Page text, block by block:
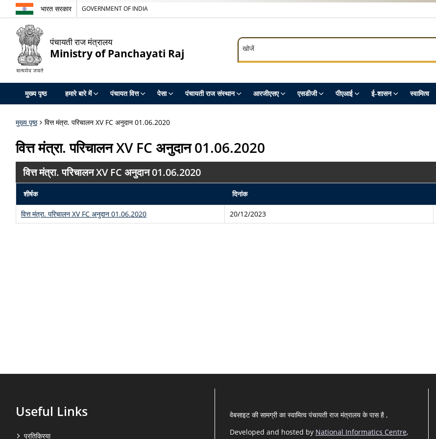
भारत सरकार GOVERNMENT OF INDIA
पंचायती राज मंत्रालय
Ministry of Panchayati Raj
खोजें
खोजें
मुख्य पृष्ठ हमारे बारे में पंचायत वित्त पेसा पंचायती राज संस्थान आरजीएसए एसडीजी पीएआई ई-शासन स्‍वामित्‍व
मुख्य पृष्ठ वित्त मंत्रा. परिचालन XV FC अनुदान 01.06.2020
वित्त मंत्रा. परिचालन XV FC अनुदान 01.06.2020
वित्त मंत्रा. परिचालन XV FC अनुदान 01.06.2020
शीर्षक दिनांक
वित्त मंत्रा. परिचालन XV FC अनुदान 01.06.2020 20/12/2023
Useful Links
प्रतिक्रिया
वेबसाइट की सामग्री का स्वामित्व पंचायती राज मंत्रालय के पास है ,
Developed and hosted by National Informatics Centre,